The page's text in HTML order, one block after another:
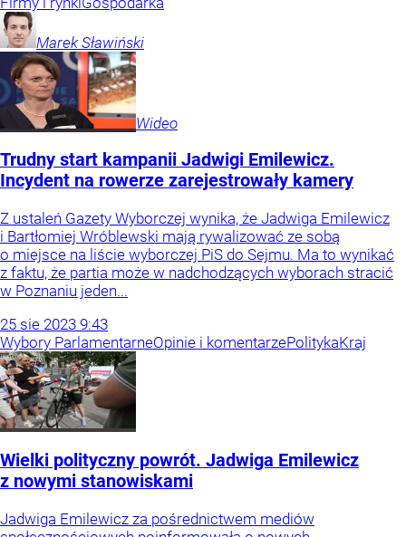
Marek Sławiński
Wideo
Trudny start kampanii Jadwigi Emilewicz.
Incydent na rowerze zarejestrowały kamery
Z ustaleń Gazety Wyborczej wynika, że Jadwiga Emilewicz
i Bartłomiej Wróblewski mają rywalizować ze sobą
o miejsce na liście wyborczej PiS do Sejmu. Ma to wynikać
z faktu, że partia może w nadchodzących wyborach stracić
w Poznaniu jeden...
25 sie 2023 9:43
Wybory ParlamentarneOpinie i komentarzePolitykaKraj
Wielki polityczny powrót. Jadwiga Emilewicz
z nowymi stanowiskami
Jadwiga Emilewicz za pośrednictwem mediów